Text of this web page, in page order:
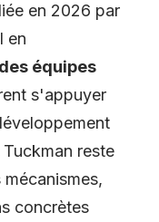
en 2026 par
en
équipes
s'appuyer
reste
concrètes